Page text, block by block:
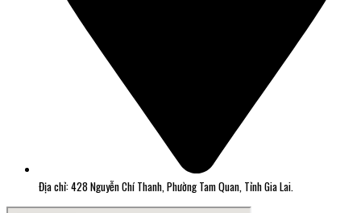
Địa chỉ: 428 Nguyễn Chí Thanh, Phường Tam Quan, Tỉnh Gia Lai.